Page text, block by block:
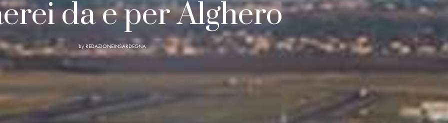
da e per Alghero
by REDAZIONEINSARDEGNA